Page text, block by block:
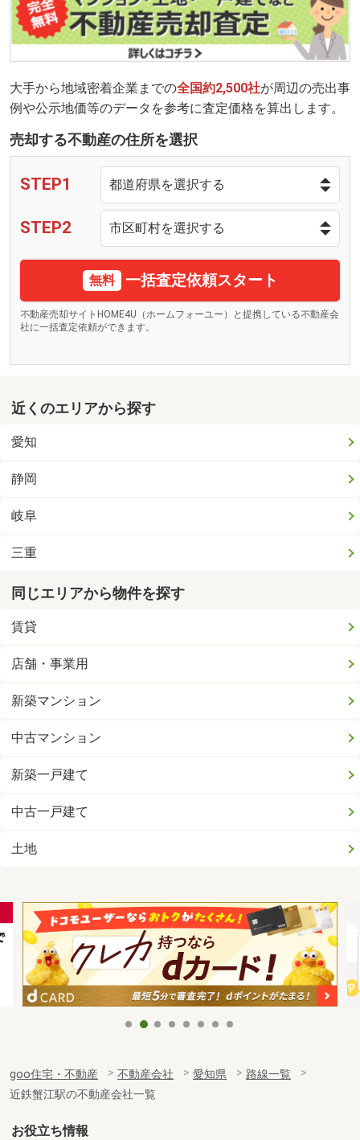
大手から地域密着企業までの全国約2,500社が周辺の売出事
例や公示地価等のデータを参考に査定価格を算出します。
売却する不動産の住所を選択
STEP1
STEP2
無料 一括査定依頼スタート
不動産売却サイトHOME4U（ホームフォーユー）と提携している不動産会
社に一括査定依頼ができます。
近くのエリアから探す
愛知
静岡
岐阜
三重
同じエリアから物件を探す
賃貸
店舗・事業用
新築マンション
中古マンション
新築一戸建て
中古一戸建て
土地
goo住宅・不動産 不動産会社 愛知県
路線一覧
近鉄蟹江駅の不動産会社一覧
お役立ち情報